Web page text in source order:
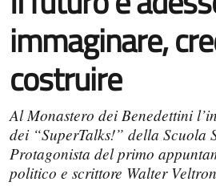
immaginare,
costruire
Al Monastero dei Benedettini
dei “SuperTalks!” della Scuola
Protagonista del primo
politico e scrittore Walter